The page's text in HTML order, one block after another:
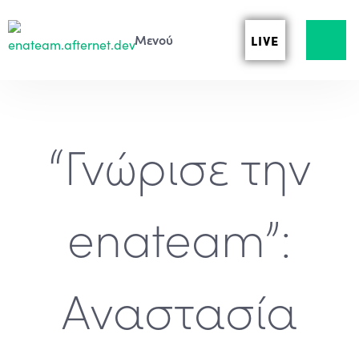
LIVE
“Γνώρισε την
enateam”:
Αναστασία